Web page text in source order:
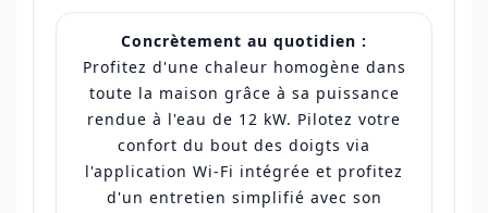
Concrètement au quotidien :
Profitez d'une chaleur homogène dans
toute la maison grâce à sa puissance
rendue à l'eau de 12 kW. Pilotez votre
confort du bout des doigts via
l'application Wi-Fi intégrée et profitez
d'un entretien simplifié avec son